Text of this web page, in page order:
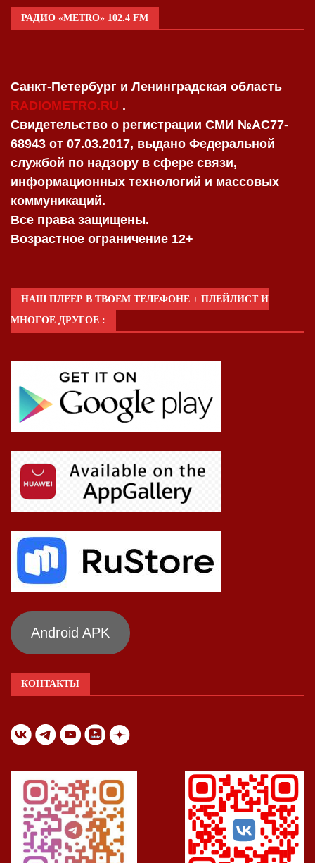
РАДИО «METRO» 102.4 FM
Санкт-Петербург и Ленинградская область
RADIOMETRO.RU .
Свидетельство о регистрации СМИ №AC77-
68943 от 07.03.2017, выдано Федеральной
службой по надзору в сфере связи,
информационных технологий и массовых
коммуникаций.
Все права защищены.
Возрастное ограничение 12+
НАШ ПЛЕЕР В ТВОЕМ ТЕЛЕФОНЕ + ПЛЕЙЛИСТ И
МНОГОЕ ДРУГОЕ :
Android APK
КОНТАКТЫ